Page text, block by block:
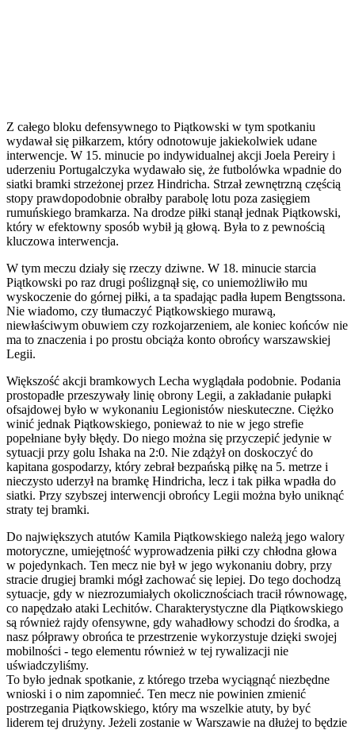
Z całego bloku defensywnego to Piątkowski w tym spotkaniu
wydawał się piłkarzem, który odnotowuje jakiekolwiek udane
interwencje. W 15. minucie po indywidualnej akcji Joela Pereiry i
uderzeniu Portugalczyka wydawało się, że futbolówka wpadnie do
siatki bramki strzeżonej przez Hindricha. Strzał zewnętrzną częścią
stopy prawdopodobnie obrałby parabolę lotu poza zasięgiem
rumuńskiego bramkarza. Na drodze piłki stanął jednak Piątkowski,
który w efektowny sposób wybił ją głową. Była to z pewnością
kluczowa interwencja.
W tym meczu działy się rzeczy dziwne. W 18. minucie starcia
Piątkowski po raz drugi poślizgnął się, co uniemożliwiło mu
wyskoczenie do górnej piłki, a ta spadając padła łupem Bengtssona.
Nie wiadomo, czy tłumaczyć Piątkowskiego murawą,
niewłaściwym obuwiem czy rozkojarzeniem, ale koniec końców nie
ma to znaczenia i po prostu obciąża konto obrońcy warszawskiej
Legii.
Większość akcji bramkowych Lecha wyglądała podobnie. Podania
prostopadłe przeszywały linię obrony Legii, a zakładanie pułapki
ofsajdowej było w wykonaniu Legionistów nieskuteczne. Ciężko
winić jednak Piątkowskiego, ponieważ to nie w jego strefie
popełniane były błędy. Do niego można się przyczepić jedynie w
sytuacji przy golu Ishaka na 2:0. Nie zdążył on doskoczyć do
kapitana gospodarzy, który zebrał bezpańską piłkę na 5. metrze i
nieczysto uderzył na bramkę Hindricha, lecz i tak piłka wpadła do
siatki. Przy szybszej interwencji obrońcy Legii można było uniknąć
straty tej bramki.
Do największych atutów Kamila Piątkowskiego należą jego walory
motoryczne, umiejętność wyprowadzenia piłki czy chłodna głowa
w pojedynkach. Ten mecz nie był w jego wykonaniu dobry, przy
stracie drugiej bramki mógł zachować się lepiej. Do tego dochodzą
sytuacje, gdy w niezrozumiałych okolicznościach tracił równowagę,
co napędzało ataki Lechitów. Charakterystyczne dla Piątkowskiego
są również rajdy ofensywne, gdy wahadłowy schodzi do środka, a
nasz półprawy obrońca te przestrzenie wykorzystuje dzięki swojej
mobilności - tego elementu również w tej rywalizacji nie
uświadczyliśmy.
To było jednak spotkanie, z którego trzeba wyciągnąć niezbędne
wnioski i o nim zapomnieć. Ten mecz nie powinien zmienić
postrzegania Piątkowskiego, który ma wszelkie atuty, by być
liderem tej drużyny. Jeżeli zostanie w Warszawie na dłużej to będzie